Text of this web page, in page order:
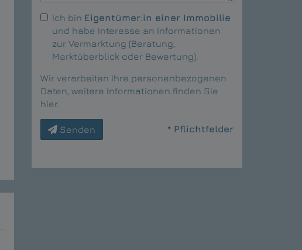
Ich bin Eigentümer:in einer Immobilie
und habe Interesse an Informationen
zur Vermarktung (Beratung,
Marktüberblick oder Bewertung).
Wir verarbeiten Ihre personenbezogenen
Daten, weitere Informationen finden Sie
hier.
Senden * Pflichtfelder